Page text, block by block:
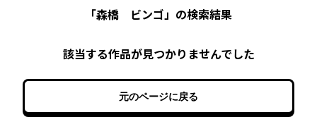
「森橋 ビンゴ」の検索結果
該当する作品が見つかりませんでした
元のページに戻る